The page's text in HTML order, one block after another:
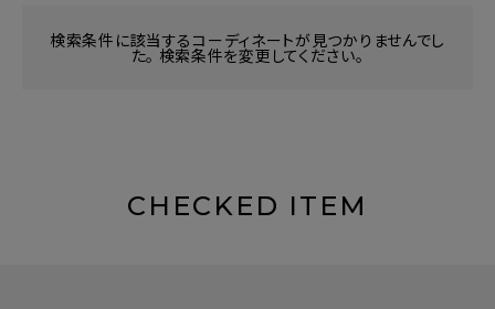
検索条件に該当するコーディネートが見つかりませんでし
た。 検索条件を変更してください。
CHECKED ITEM